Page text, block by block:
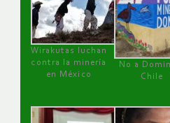
Wirakutas luchan
contra la minería
en México
No a
Chile